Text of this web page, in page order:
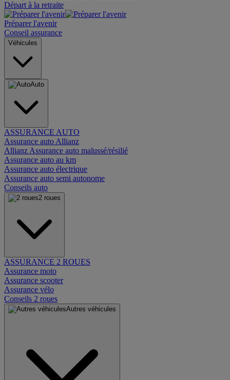
Départ à la retraite
Préparer l'avenir
Conseil assurance
Véhicules
Auto
ASSURANCE AUTO
Assurance auto Allianz
Allianz Assurance auto malussé/résilié
Assurance auto au km
Assurance auto électrique
Assurance auto semi autonome
Conseils auto
2 roues
ASSURANCE 2 ROUES
Assurance moto
Assurance scooter
Assurance vélo
Conseils 2 roues
Autres véhicules